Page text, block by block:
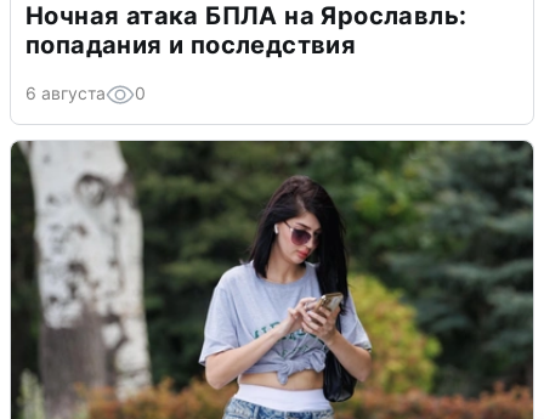
Ночная атака БПЛА на Ярославль:
попадания и последствия
6 августа 0